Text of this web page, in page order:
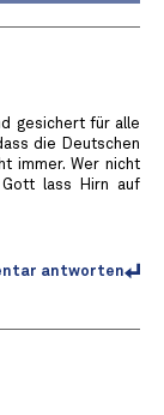
gesichert für alle
die Deutschen
immer. Wer nicht
lass Hirn auf
antworten